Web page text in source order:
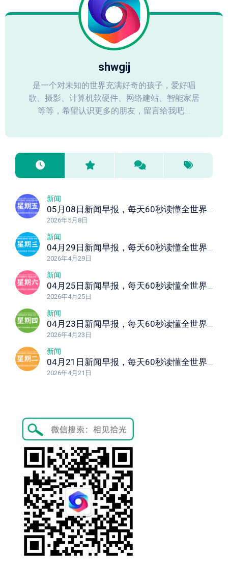
shwgij
是一个对未知的世界充满好奇的孩子，爱好唱
歌、摄影、计算机软硬件、网络建站、智能家居
等等，希望认识更多的朋友，留言给我吧...
新闻
05月08日新闻早报，每天60秒读懂全世界！
2026年5月8日
新闻
04月29日新闻早报，每天60秒读懂全世界！
2026年4月29日
新闻
04月25日新闻早报，每天60秒读懂全世界！
2026年4月25日
新闻
04月23日新闻早报，每天60秒读懂全世界！
2026年4月23日
新闻
04月21日新闻早报，每天60秒读懂全世界！
2026年4月21日